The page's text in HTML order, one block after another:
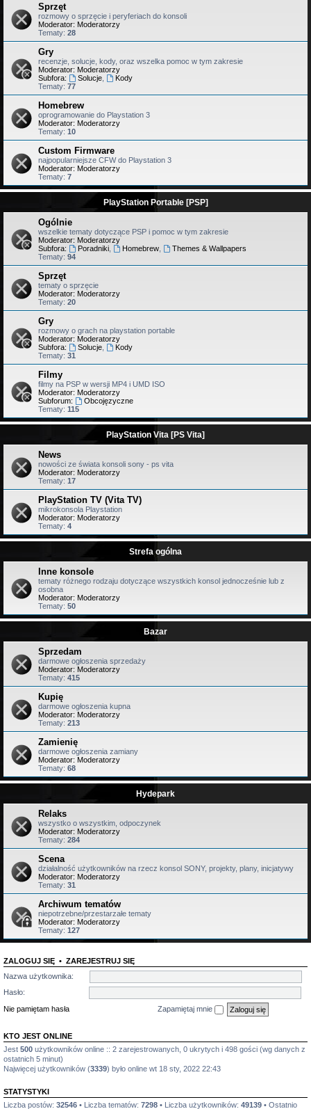
Sprzęt
rozmowy o sprzęcie i peryferiach do konsoli
Moderator: Moderatorzy
Tematy: 28
Gry
recenzje, solucje, kody, oraz wszelka pomoc w tym zakresie
Moderator: Moderatorzy
Subfora:
Solucje,
Kody
Tematy: 77
Homebrew
oprogramowanie do Playstation 3
Moderator: Moderatorzy
Tematy: 10
Custom Firmware
najpopularniejsze CFW do Playstation 3
Moderator: Moderatorzy
Tematy: 7
PlayStation Portable [PSP]
Ogólnie
wszelkie tematy dotyczące PSP i pomoc w tym zakresie
Moderator: Moderatorzy
Subfora:
Poradniki, Homebrew,
Themes & Wallpapers
Tematy: 94
Sprzęt
tematy o sprzęcie
Moderator: Moderatorzy
Tematy: 20
Gry
rozmowy o grach na playstation portable
Moderator: Moderatorzy
Subfora:
Solucje,
Kody
Tematy: 31
Filmy
filmy na PSP w wersji MP4 i UMD ISO
Moderator: Moderatorzy
Subforum:
Obcojęzyczne
Tematy: 115
PlayStation Vita [PS Vita]
News
nowości ze świata konsoli sony - ps vita
Moderator: Moderatorzy
Tematy: 17
PlayStation TV (Vita TV)
mikrokonsola Playstation
Moderator: Moderatorzy
Tematy: 4
Strefa ogólna
Inne konsole
tematy różnego rodzaju dotyczące wszystkich konsol jednocześnie lub z
osobna
Moderator: Moderatorzy
Tematy: 50
Bazar
Sprzedam
darmowe ogłoszenia sprzedaży
Moderator: Moderatorzy
Tematy: 415
Kupię
darmowe ogłoszenia kupna
Moderator: Moderatorzy
Tematy: 213
Zamienię
darmowe ogłoszenia zamiany
Moderator: Moderatorzy
Tematy: 68
Hydepark
Relaks
wszystko o wszystkim, odpoczynek
Moderator: Moderatorzy
Tematy: 284
Scena
działalność użytkowników na rzecz konsol SONY, projekty, plany, inicjatywy
Moderator: Moderatorzy
Tematy: 31
Archiwum tematów
niepotrzebne/przestarzałe tematy
Moderator: Moderatorzy
Tematy: 127
ZALOGUJ SIĘ • ZAREJESTRUJ SIĘ
Nazwa użytkownika:
Hasło:
Nie pamiętam hasła
Zapamiętaj mnie
KTO JEST ONLINE
Jest 500 użytkowników online :: 2 zarejestrowanych, 0 ukrytych i 498 gości (wg danych z
ostatnich 5 minut)
Najwięcej użytkowników (3339) było online wt 18 sty, 2022 22:43
STATYSTYKI
Liczba postów: 32546 • Liczba tematów: 7298 • Liczba użytkowników: 49139 • Ostatnio